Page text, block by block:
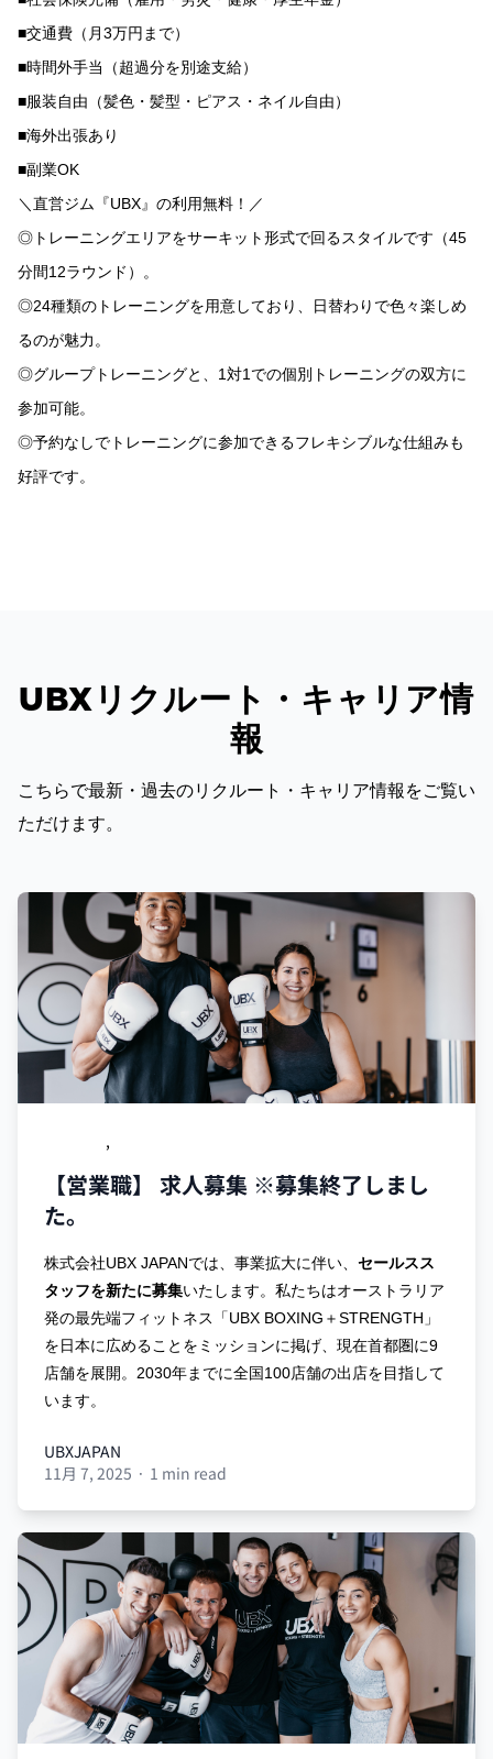
■交通費（月3万円まで）
■時間外手当（超過分を別途支給）
■服装自由（髪色・髪型・ピアス・ネイル自由）
■海外出張あり
■副業OK
＼直営ジム『UBX』の利用無料！／
◎トレーニングエリアをサーキット形式で回るスタイルです（45
分間12ラウンド）。
◎24種類のトレーニングを用意しており、日替わりで色々楽しめ
るのが魅力。
◎グループトレーニングと、1対1での個別トレーニングの双方に
参加可能。
◎予約なしでトレーニングに参加できるフレキシブルな仕組みも
好評です。
UBXリクルート・キャリア情
報
こちらで最新・過去のリクルート・キャリア情報をご覧い
ただけます。
,
【営業職】 求人募集 ※募集終了しまし
た。
株式会社UBX JAPANでは、事業拡大に伴い、 セールスス
タッフを新たに募集いたします。 私たちはオーストラリア
発の最先端フィットネス「UBX BOXING＋STRENGTH」
を日本に広めることをミッションに掲げ、現在首都圏に9
店舗を展開。2030年までに全国100店舗の出店を目指して
います。
UBXJAPAN
UBXJAPAN
11月 7, 2025 · 1 min read